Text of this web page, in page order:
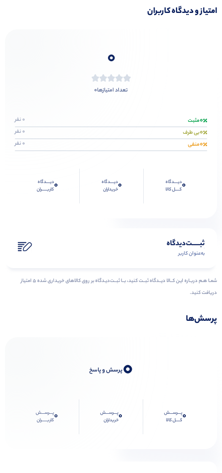
امتیاز و دیدگاه کاربران
0
تعداد امتیازها0
0مثبت 0 نفر
0بی طرف 0 نفر
0منفی 0 نفر
0دیــــدگاه
کــــل کالا
0دیــــدگاه
خریداران
0دیــــدگاه
کاربـــــران
ثبـــــت‌دیدگاه
به‌عنوان کاربر
شمـا هـم دربـاره ایـن کــالا دیــدگاه ثبــت کنید، بــا ثبــت‌دیـدگاه بر روی کالاهای خریداری شده ۵ امتیاز
دریافت کنید.
پرسش‌ها
0پرسش و پاسخ
0پـــرســـش
کــــل کالا
0پـــرســـش
خریداران
0پـــرســـش
کاربـــــران